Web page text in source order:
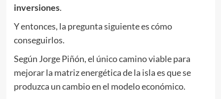
inversiones.
Y entonces, la pregunta siguiente es cómo
conseguirlos.
Según Jorge Piñón, el único camino viable para
mejorar la matriz energética de la isla es que se
produzca un cambio en el modelo económico.